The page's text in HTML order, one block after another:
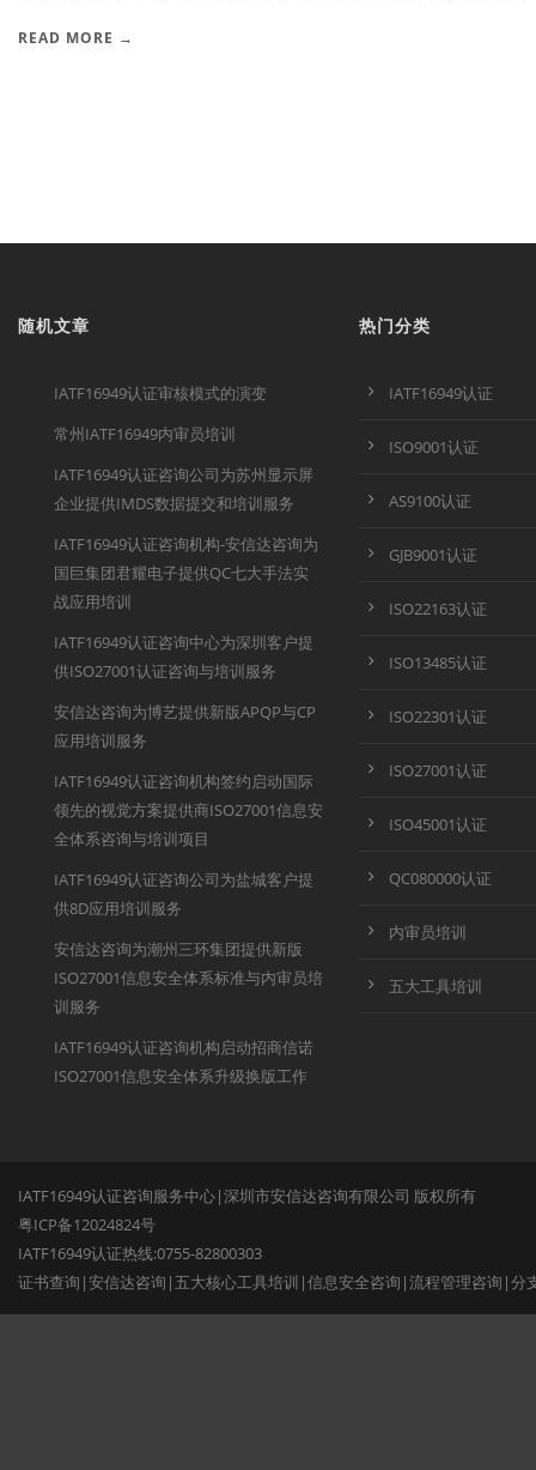
READ MORE →
随机文章
IATF16949认证审核模式的演变
常州IATF16949内审员培训
IATF16949认证咨询公司为苏州显示屏
企业提供IMDS数据提交和培训服务
IATF16949认证咨询机构-安信达咨询为
国巨集团君耀电子提供QC七大手法实
战应用培训
IATF16949认证咨询中心为深圳客户提
供ISO27001认证咨询与培训服务
安信达咨询为博艺提供新版APQP与CP
应用培训服务
IATF16949认证咨询机构签约启动国际
领先的视觉方案提供商ISO27001信息安
全体系咨询与培训项目
IATF16949认证咨询公司为盐城客户提
供8D应用培训服务
安信达咨询为潮州三环集团提供新版
ISO27001信息安全体系标准与内审员培
训服务
IATF16949认证咨询机构启动招商信诺
ISO27001信息安全体系升级换版工作
热门分类
IATF16949认证
ISO9001认证
AS9100认证
GJB9001认证
ISO22163认证
ISO13485认证
ISO22301认证
ISO27001认证
ISO45001认证
QC080000认证
内审员培训
五大工具培训
IATF16949认证咨询服务中心|深圳市安信达咨询有限公司 版权所有
粤ICP备12024824号
IATF16949认证热线:0755-82800303
证书查询 |安信达咨询 | 五大核心工具培训 |信息安全咨询 |流程管理咨询 |分